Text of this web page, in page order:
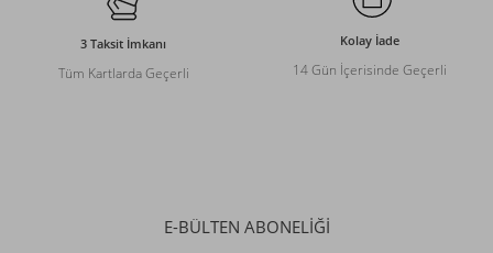
3 Taksit İmkanı
Tüm Kartlarda Geçerli
Kolay İade
14 Gün İçerisinde Geçerli
E-BÜLTEN ABONELİĞİ